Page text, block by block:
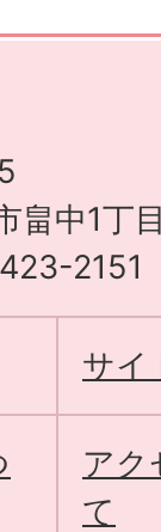
畠中1丁
2151
サイ
アク
て